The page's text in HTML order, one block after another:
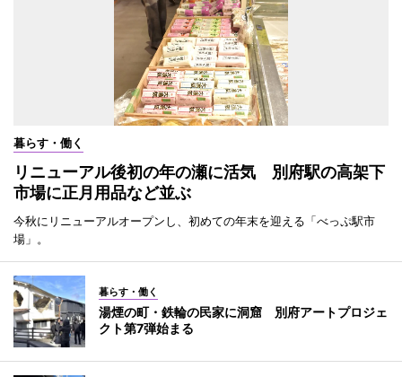
暮らす・働く
リニューアル後初の年の瀬に活気 別府駅の高架下
市場に正月用品など並ぶ
今秋にリニューアルオープンし、初めての年末を迎える「べっぷ駅市
場」。
暮らす・働く
湯煙の町・鉄輪の民家に洞窟 別府アートプロジェ
クト第7弾始まる